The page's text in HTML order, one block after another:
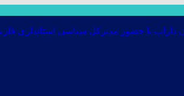
با حضور مدیرکل سیاسی استانداری فارس ۞